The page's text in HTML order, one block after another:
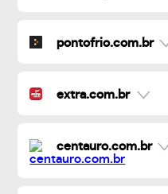
pontofrio.com.br
extra.com.br
centauro.com.br